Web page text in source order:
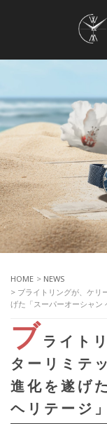
HOME > NEWS
> ブライトリングが、ケリ
げた「スーパーオーシャン
ブ ライト
ターリミテ
進化を遂げ
ヘリテージ